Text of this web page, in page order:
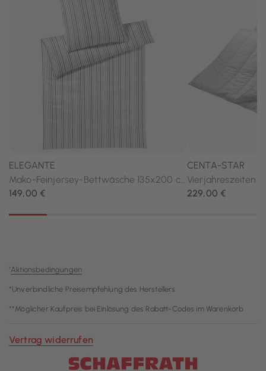
¹Aktionsbedingungen
*Unverbindliche Preisempfehlung des Herstellers
**Möglicher Kaufpreis bei Einlösung des Rabatt-Codes im Warenkorb
Vertrag widerrufen